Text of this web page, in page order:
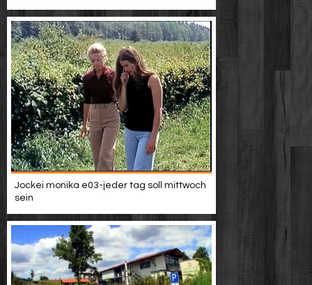
Jockei monika e03-jeder tag soll mittwoch
sein